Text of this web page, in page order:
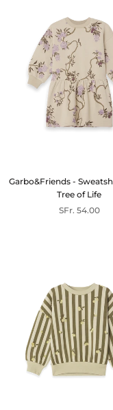
Garbo&Friends -
Tree of Life
SFr. 54.00